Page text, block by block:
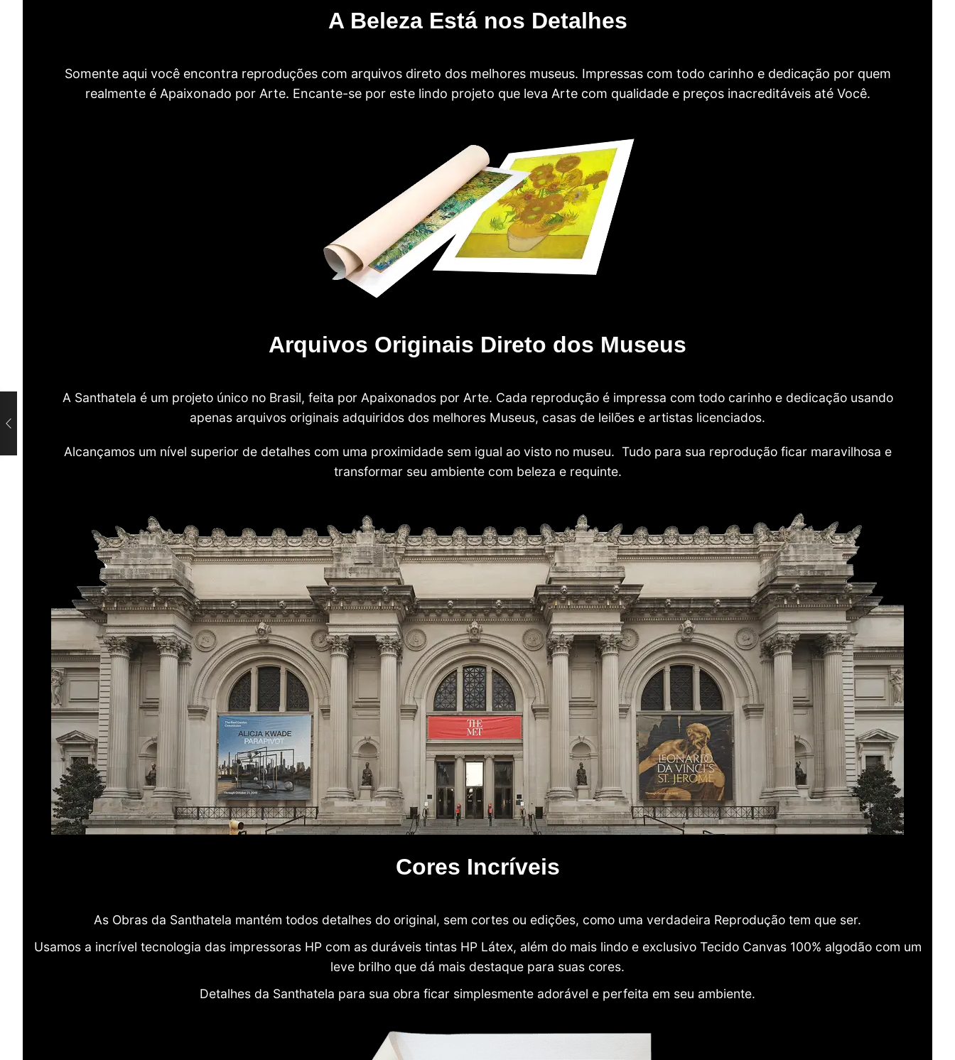
A Beleza Está nos Detalhes
Somente aqui você encontra reproduções com arquivos direto dos melhores museus. Impressas com todo carinho e dedicação por quem
realmente é Apaixonado por Arte. Encante-se por este lindo projeto que leva Arte com qualidade e preços inacreditáveis até Você.
Arquivos Originais Direto dos Museus
A Santhatela é um projeto único no Brasil, feita por Apaixonados por Arte. Cada reprodução é impressa com todo carinho e dedicação usando
apenas arquivos originais adquiridos dos melhores Museus, casas de leilões e artistas licenciados.
Alcançamos um nível superior de detalhes com uma proximidade sem igual ao visto no museu. Tudo para sua reprodução ficar maravilhosa e
transformar seu ambiente com beleza e requinte.
Cores Incríveis
As Obras da Santhatela mantém todos detalhes do original, sem cortes ou edições, como uma verdadeira Reprodução tem que ser.
Usamos a incrível tecnologia das impressoras HP com as duráveis tintas HP Látex, além do mais lindo e exclusivo Tecido Canvas 100% algodão com um
leve brilho que dá mais destaque para suas cores.
Detalhes da Santhatela para sua obra ficar simplesmente adorável e perfeita em seu ambiente.